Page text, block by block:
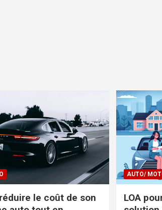
le coût de son
AUTO/
LOA